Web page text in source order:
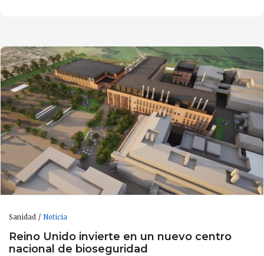
Sanidad Noticia
Reino Unido invierte en un nuevo centro
nacional de bioseguridad